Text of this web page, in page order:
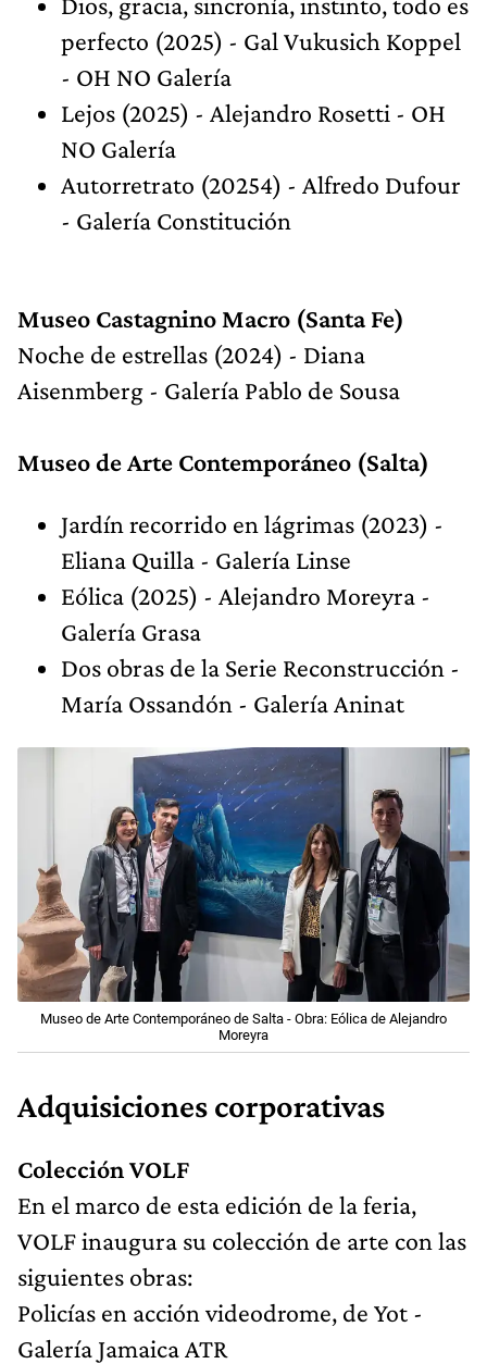
perfecto (2025) - Gal Vukusich Koppel
- OH NO Galería
Lejos (2025) - Alejandro Rosetti - OH
NO Galería
Autorretrato (20254) - Alfredo Dufour
- Galería Constitución
Museo Castagnino Macro (Santa Fe)
Noche de estrellas (2024) - Diana
Aisenmberg - Galería Pablo de Sousa
Museo de Arte Contemporáneo (Salta)
Jardín recorrido en lágrimas (2023) -
Eliana Quilla - Galería Linse
Eólica (2025) - Alejandro Moreyra -
Galería Grasa
Dos obras de la Serie Reconstrucción -
María Ossandón - Galería Aninat
Museo de Arte Contemporáneo de Salta - Obra: Eólica de Alejandro
Moreyra
Adquisiciones corporativas
Colección VOLF
En el marco de esta edición de la feria,
VOLF inaugura su colección de arte con las
siguientes obras:
Policías en acción videodrome, de Yot -
Galería Jamaica ATR